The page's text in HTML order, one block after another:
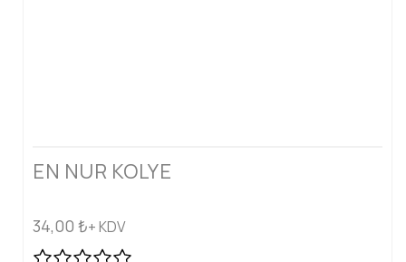
EN NUR KOLYE
34,00 ₺+ KDV